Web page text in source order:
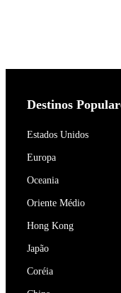
Destinos
Estados Unidos
Europa
Oceania
Oriente Médio
Hong Kong
Japão
Coréia